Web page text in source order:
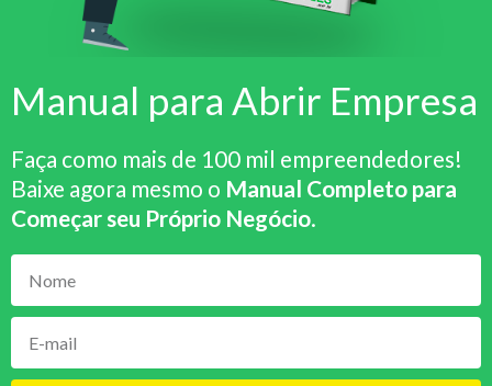
Manual para Abrir Empresa
Faça como mais de 100 mil empreendedores!
Baixe agora mesmo o Manual Completo para
Começar seu Próprio Negócio.